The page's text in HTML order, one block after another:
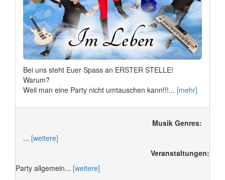
Bei uns steht Euer Spass an ERSTER STELLE!
Warum?
Weil man eine Party nicht umtauschen kann!!!... [mehr]
Musik Genres:
... [weitere]
Veranstaltungen:
Party allgemein... [weitere]